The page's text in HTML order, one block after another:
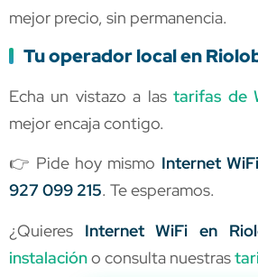
mejor precio, sin permanencia.
Tu operador local en
Echa un vistazo a lastarifas de
mejor encaja contigo.
👉 Pide hoy mismo Internet
927 099 215. Te esperamos.
¿Quieres Internet WiFi en
instalacióno consulta nuestras